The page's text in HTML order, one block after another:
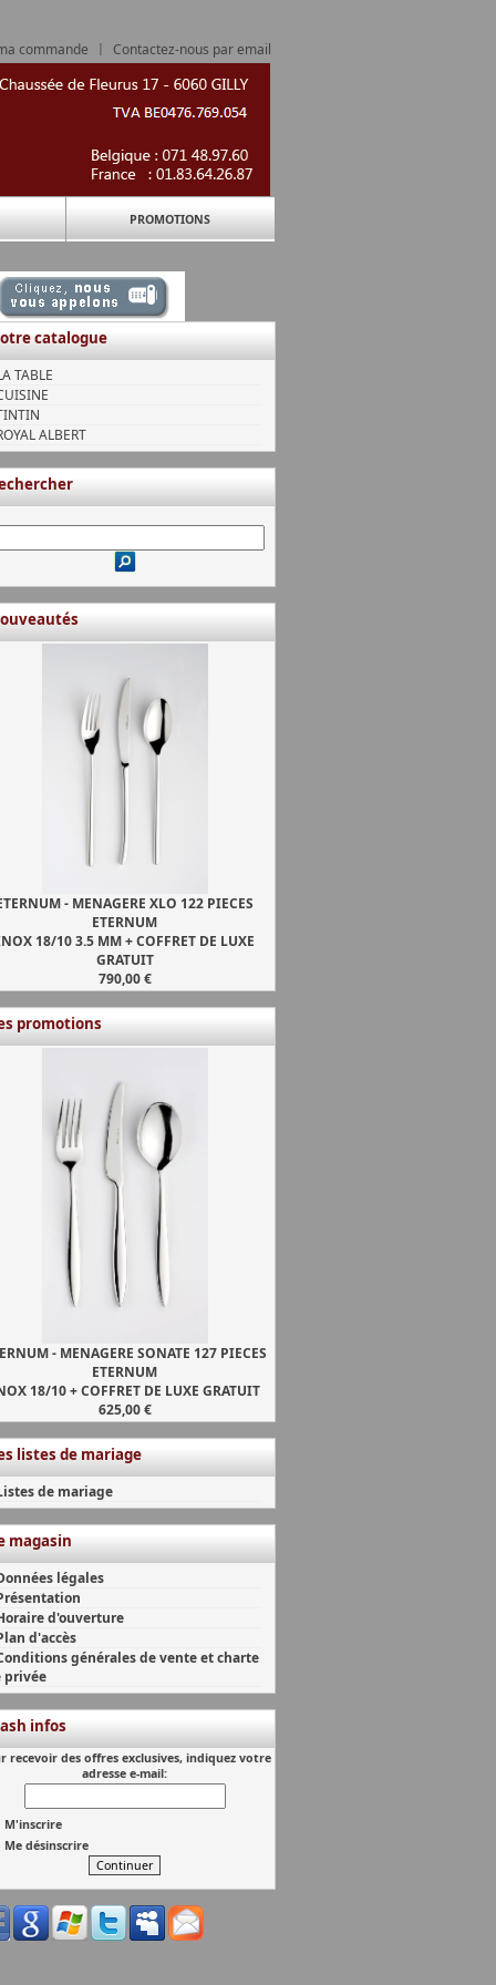
Contactez-nous par email
|
commande
PROMOTIONS
catalogue
TABLE
ALBERT
- MENAGERE XLO 122 PIECES
ETERNUM
18/10 3.5 MM + COFFRET DE LUXE
GRATUIT
790,00 €
promotions
- MENAGERE SONATE 127 PIECES
ETERNUM
18/10 + COFFRET DE LUXE GRATUIT
625,00 €
listes de mariage
de mariage
magasin
légales
d'ouverture
d'accès
générales de vente et charte
privée
infos
recevoir des offres exclusives, indiquez votre
adresse e-mail:
M'inscrire
Me désinscrire